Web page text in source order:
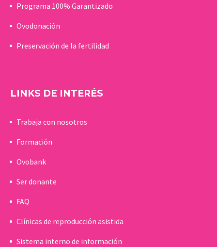
Programa 100% Garantizado
Ovodonación
Preservación de la fertilidad
LINKS DE INTERÉS
Trabaja con nosotros
Formación
Ovobank
Ser donante
FAQ
Clínicas de reproducción asistida
Sistema interno de información